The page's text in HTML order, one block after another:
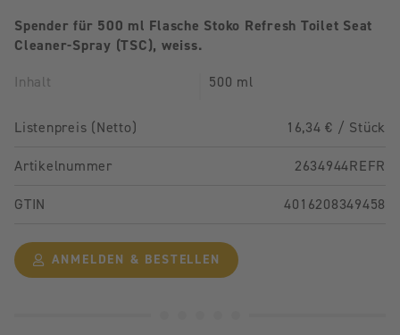
Spender für 500 ml Flasche Stoko Refresh Toilet Seat
Cleaner-Spray (TSC), weiss.
Inhalt 500 ml
Listenpreis (Netto) 16,34 € / Stück
Artikelnummer 2634944REFR
GTIN 4016208349458
ANMELDEN & BESTELLEN